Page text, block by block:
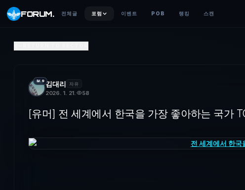
FORUM. 전체글 포럼 이벤트 POB 랭킹 스캔
한국을 가장 좋아하는 국가는UAE(아랍 에미리트)이집트필리핀튀르키예
LV.9 김대리 자유
2026. 1. 21. 58
[유머] 전 세계에서 한국을 가장 좋아하는 국가